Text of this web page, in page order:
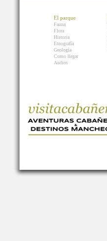
El parque
Fauna
Flora
Historia
Etnografía
Geología
Como llegar
Audios